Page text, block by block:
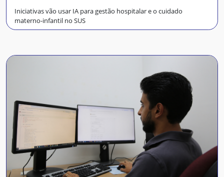
Iniciativas vão usar IA para gestão hospitalar e o cuidado
materno-infantil no SUS